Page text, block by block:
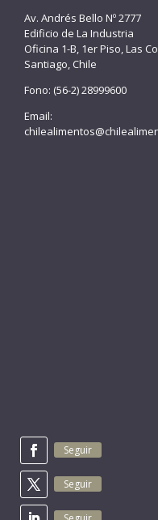
Av. Andrés Bello Nº 2777
Edificio de La Industria
Oficina 1-B, 1er Piso, Las
Santiago, Chile
Fono: (56-2) 28999600
Email:
Seguir
Seguir